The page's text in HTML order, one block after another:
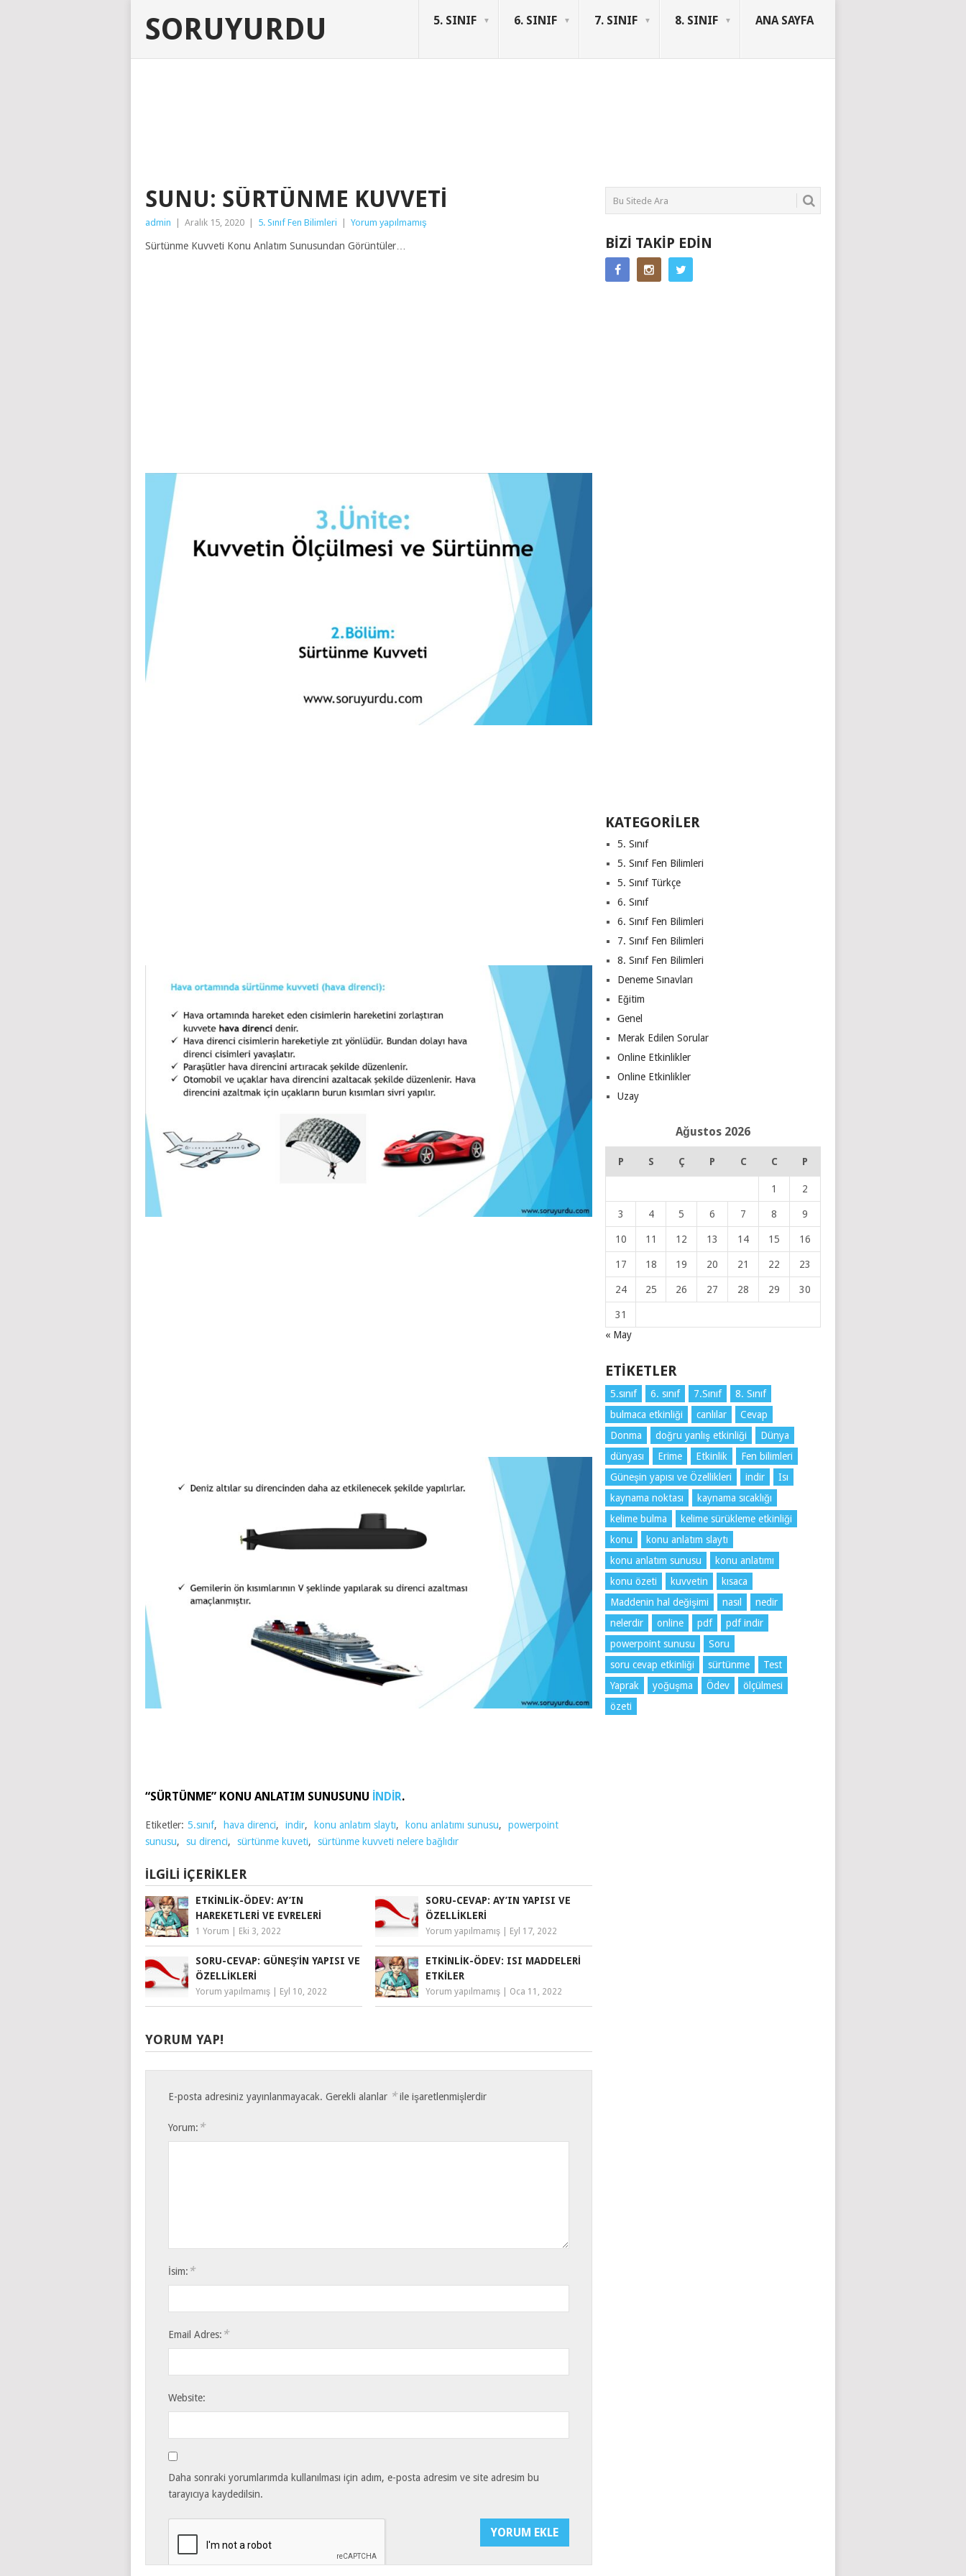
SORUYURDU 5. SINIF 6. SINIF 7. SINIF 8. SINIF ANA SAYFA
SUNU: SÜRTÜNME KUVVETI
admin Aralık 15, 2020 5. Sınıf Fen Bilimleri Yorum yapılmamış
Sürtünme Kuvveti Konu Anlatım Sunusundan Görüntüler…
“SÜRTÜNME” KONU ANLATIM SUNUSUNU İNDİR.
Etiketler: 5.sınıf, hava direnci, indir, konu anlatım slaytı, konu anlatımı sunusu,
powerpoint
sunusu, su direnci, sürtünme kuveti, sürtünme kuvveti nelere bağlıdır
İLGILI İÇERIKLER
ETKINLIK-ÖDEV: AY’IN
HAREKETLERI VE EVRELERI
1 Yorum Eki 3, 2022
SORU-CEVAP: AY’IN YAPISI VE
ÖZELLIKLERI
Yorum yapılmamış Eyl 17, 2022
SORU-CEVAP: GÜNEŞ’IN YAPISI VE
ÖZELLIKLERI
Yorum yapılmamış Eyl 10, 2022
ETKINLIK-ÖDEV: ISI MADDELERI
ETKILER
Yorum yapılmamış Oca 11, 2022
YORUM YAP!
E-posta adresiniz yayınlanmayacak. Gerekli alanlar *ile işaretlenmişlerdir
Yorum: *
İsim: *
Email Adres: *
Website:
Daha sonraki yorumlarımda kullanılması için adım, e-posta adresim ve site adresim bu
tarayıcıya kaydedilsin.
BIZI TAKIP EDIN
KATEGORILER
5. Sınıf
5. Sınıf Fen Bilimleri
5. Sınıf Türkçe
6. Sınıf
6. Sınıf Fen Bilimleri
7. Sınıf Fen Bilimleri
8. Sınıf Fen Bilimleri
Deneme Sınavları
Eğitim
Genel
Merak Edilen Sorular
Online Etkinlikler
Online Etkinlikler
Uzay
Ağustos 2026
P S Ç P C C P
1 2
3 4 5 6 7 8 9
10 11 12 13 14 15 16
17 18 19 20 21 22 23
24 25 26 27 28 29 30
31
« May
ETIKETLER
5.sınıf 6. sınıf 7.Sınıf
8. Sınıf
bulmaca etkinliği
canlılar
Cevap
Donma
doğru yanlış etkinliği
Dünya
dünyası
Erime Etkinlik
Fen bilimleri
Güneşin yapısı ve Özellikleri
indir
Isı
kaynama noktası
kaynama sıcaklığı
kelime bulma
kelime sürükleme etkinliği
konu
konu anlatım slaytı
konu anlatım sunusu
konu anlatımı
konu özeti
kuvvetin
kısaca
Maddenin hal değişimi
nasıl
nedir
nelerdir
online pdf
pdf indir
powerpoint sunusu
Soru
soru cevap etkinliği
sürtünme
Test
Yaprak
yoğuşma Ödev
ölçülmesi
özeti